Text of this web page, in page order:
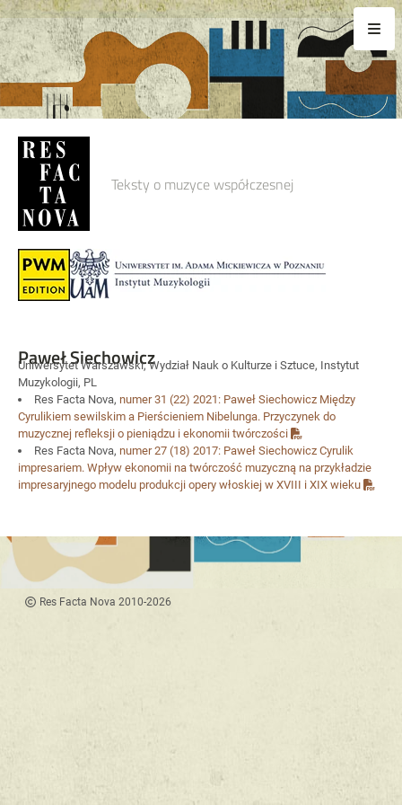
Teksty o muzyce współczesnej
Paweł Siechowicz
Uniwersytet Warszawski, Wydział Nauk o Kulturze i Sztuce, Instytut
Muzykologii, PL
Res Facta Nova, numer 31 (22) 2021: Paweł Siechowicz Między
Cyrulikiem sewilskim a Pierścieniem Nibelunga. Przyczynek do
muzycznej refleksji o pieniądzu i ekonomii twórczości
Res Facta Nova, numer 27 (18) 2017: Paweł Siechowicz Cyrulik
impresariem. Wpływ ekonomii na twórczość muzyczną na przykładzie
impresaryjnego modelu produkcji opery włoskiej w XVIII i XIX wieku
Res Facta Nova 2010-2026